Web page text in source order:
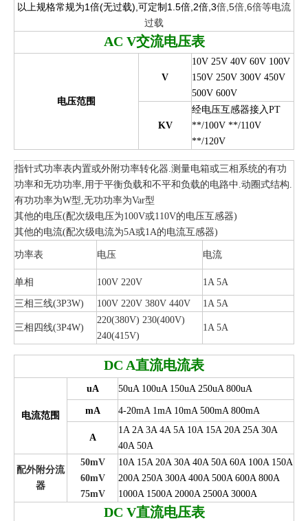
以上规格常规为1倍(无过载),可定制1.5倍,2倍,3倍,5倍,6倍等电流
过载
AC V交流电压表
电压范围
V
10V 25V 40V 60V 100V
150V 250V 300V 450V
500V 600V
KV
经电压互感器接入PT
**/100V **/110V
**/120V
指针式功率表内置或外附功率转化器. 测量电箱或三相系统的有功
功率和无功功率, 用于平衡负载和不平和负载的电路中.动圈式结构.
有功功率为W型,无功功率为Var型
其他的电压(配次级电压为100V或110V的电压互感器)
其他的电流(配次级电流为5A或1A的电流互感器)
功率表 电压 电流
单相 100V 220V 1A 5A
三相三线(3P3W) 100V 220V 380V 440V 1A 5A
三相四线(3P4W)
220(380V) 230(400V)
240(415V)
1A 5A
DC A直流电流表
电流范围
uA 50uA 100uA 150uA 250uA 800uA
mA 4-20mA 1mA 10mA 500mA 800mA
A
1A 2A 3A 4A 5A 10A 15A 20A 25A 30A
40A 50A
配外附分流
器
50mV
60mV
75mV
10A 15A 20A 30A 40A 50A 60A 100A 150A
200A 250A 300A 400A 500A 600A 800A
1000A 1500A 2000A 2500A 3000A
DC V直流电压表